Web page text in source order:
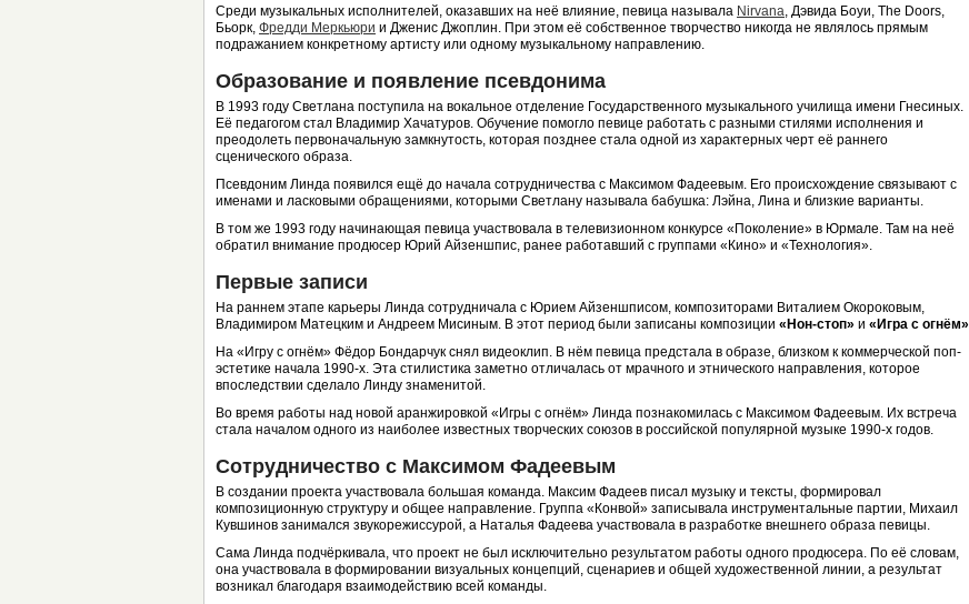
Среди музыкальных исполнителей, оказавших на неё влияние, певица называла Nirvana, Дэвида Боуи, The Doors,
Бьорк, Фредди Меркьюри и Дженис Джоплин. При этом её собственное творчество никогда не являлось прямым
подражанием конкретному артисту или одному музыкальному направлению.
Образование и появление псевдонима
В 1993 году Светлана поступила на вокальное отделение Государственного музыкального училища имени Гнесиных.
Её педагогом стал Владимир Хачатуров. Обучение помогло певице работать с разными стилями исполнения и
преодолеть первоначальную замкнутость, которая позднее стала одной из характерных черт её раннего
сценического образа.
Псевдоним Линда появился ещё до начала сотрудничества с Максимом Фадеевым. Его происхождение связывают с
именами и ласковыми обращениями, которыми Светлану называла бабушка: Лэйна, Лина и близкие варианты.
В том же 1993 году начинающая певица участвовала в телевизионном конкурсе «Поколение» в Юрмале. Там на неё
обратил внимание продюсер Юрий Айзеншпис, ранее работавший с группами «Кино» и «Технология».
Первые записи
На раннем этапе карьеры Линда сотрудничала с Юрием Айзеншписом, композиторами Виталием Окороковым,
Владимиром Матецким и Андреем Мисиным. В этот период были записаны композиции «Нон-стоп» и «Игра с огнём»
На «Игру с огнём» Фёдор Бондарчук снял видеоклип. В нём певица предстала в образе, близком к коммерческой поп-
эстетике начала 1990-х. Эта стилистика заметно отличалась от мрачного и этнического направления, которое
впоследствии сделало Линду знаменитой.
Во время работы над новой аранжировкой «Игры с огнём» Линда познакомилась с Максимом Фадеевым. Их встреча
стала началом одного из наиболее известных творческих союзов в российской популярной музыке 1990-х годов.
Сотрудничество с Максимом Фадеевым
В создании проекта участвовала большая команда. Максим Фадеев писал музыку и тексты, формировал
композиционную структуру и общее направление. Группа «Конвой» записывала инструментальные партии, Михаил
Кувшинов занимался звукорежиссурой, а Наталья Фадеева участвовала в разработке внешнего образа певицы.
Сама Линда подчёркивала, что проект не был исключительно результатом работы одного продюсера. По её словам,
она участвовала в формировании визуальных концепций, сценариев и общей художественной линии, а результат
возникал благодаря взаимодействию всей команды.